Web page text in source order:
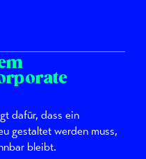
dafür, dass ein
gestaltet werden muss,
bleibt.